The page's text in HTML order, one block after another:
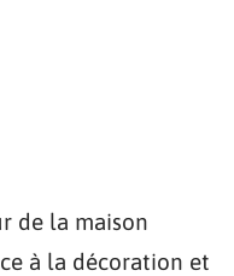
de la maison
à la décoration et